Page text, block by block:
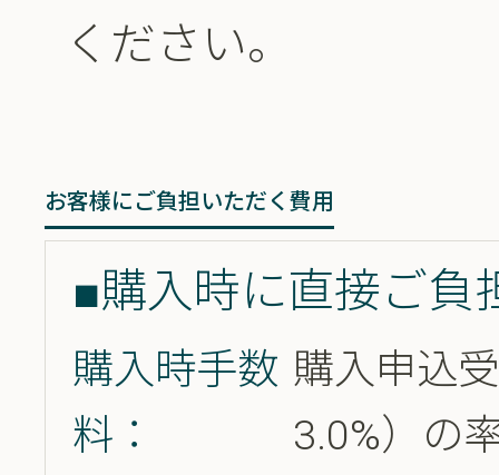
ください。
お客様にご負担いただく費用
■購入時に直接ご負
購入時手数
料：
購入申込
3.0%）の